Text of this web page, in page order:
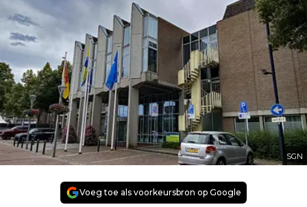
SGN
Voeg toe als voorkeursbron op Google